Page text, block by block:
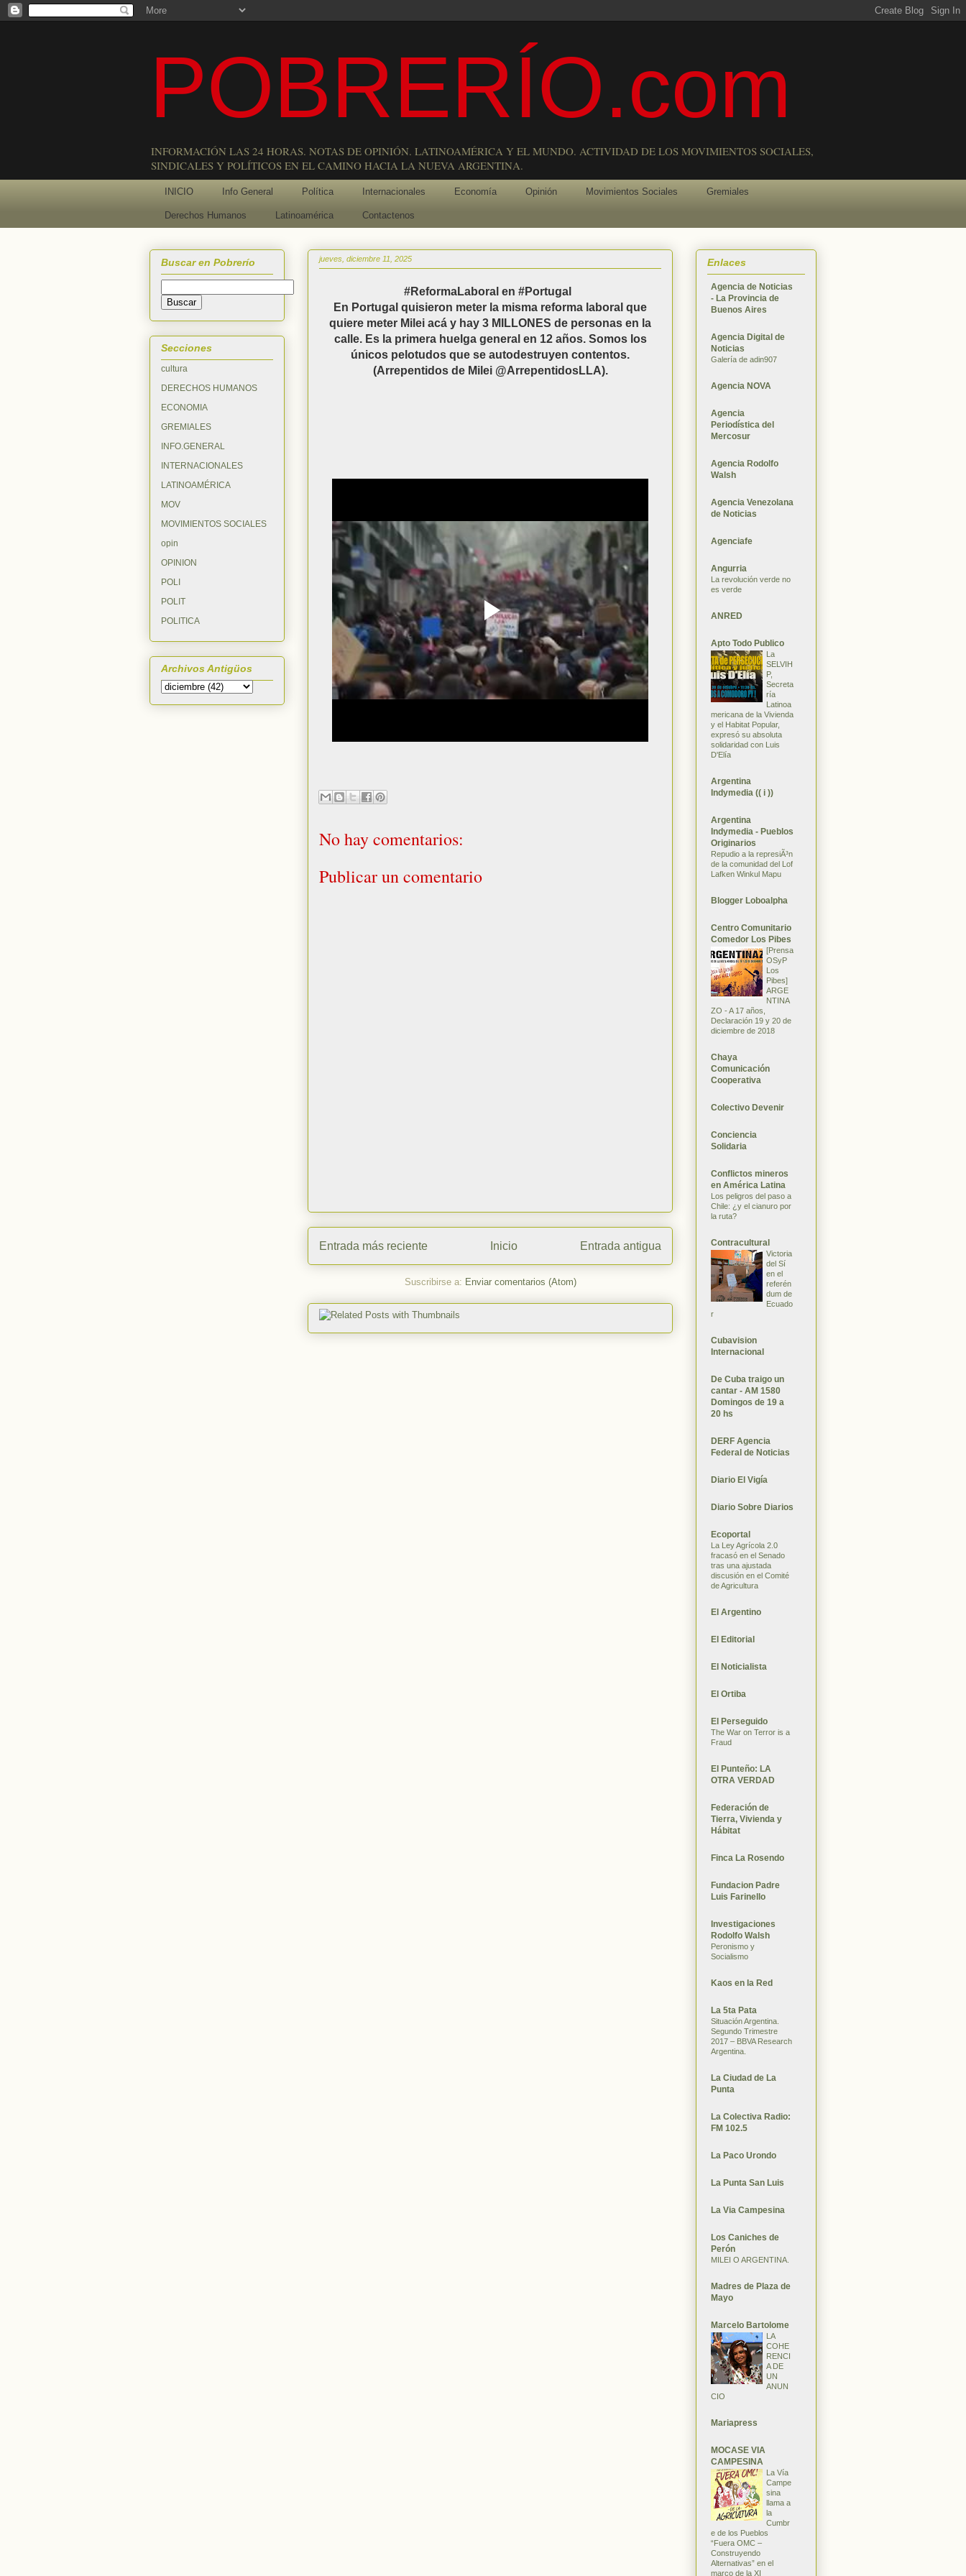
POBRERÍO.com
INFORMACIÓN LAS 24 HORAS. NOTAS DE OPINIÓN. LATINOAMÉRICA Y EL MUNDO. ACTIVIDAD DE LOS MOVIMIENTOS SOCIALES,
SINDICALES Y POLÍTICOS EN EL CAMINO HACIA LA NUEVA ARGENTINA.
INICIO Info General Política Internacionales Economía Opinión Movimientos Sociales Gremiales
Derechos Humanos Latinoamérica Contactenos
jueves, diciembre 11, 2025
#ReformaLaboral en #Portugal
En Portugal quisieron meter la misma reforma laboral que
quiere meter Milei acá y hay 3 MILLONES de personas en la
calle. Es la primera huelga general en 12 años. Somos los
únicos pelotudos que se autodestruyen contentos.
(Arrepentidos de Milei @ArrepentidosLLA).
No hay comentarios:
Publicar un comentario
Entrada más reciente Entrada antigua
Inicio
Suscribirse a: Enviar comentarios (Atom)
Buscar en Pobrerío
Secciones
cultura
DERECHOS HUMANOS
ECONOMIA
GREMIALES
INFO.GENERAL
INTERNACIONALES
LATINOAMÉRICA
MOV
MOVIMIENTOS SOCIALES
opin
OPINION
POLI
POLIT
POLITICA
Archivos Antigüos
Enlaces
Agencia de Noticias
- La Provincia de
Buenos Aires
Agencia Digital de
Noticias
Galería de adin907
Agencia NOVA
Agencia
Periodística del
Mercosur
Agencia Rodolfo
Walsh
Agencia Venezolana
de Noticias
Agenciafe
Angurria
La revolución verde no
es verde
ANRED
Apto Todo Publico
La
SELVIH
P,
Secreta
ría
Latinoa
mericana de la Vivienda
y el Habitat Popular,
expresó su absoluta
solidaridad con Luis
D'Elía
Argentina
Indymedia (( i ))
Argentina
Indymedia - Pueblos
Originarios
Repudio a la represiÃ³n
de la comunidad del Lof
Lafken Winkul Mapu
Blogger Loboalpha
Centro Comunitario
Comedor Los Pibes
[Prensa
OSyP
Los
Pibes]
ARGE
NTINA
ZO - A 17 años,
Declaración 19 y 20 de
diciembre de 2018
Chaya
Comunicación
Cooperativa
Colectivo Devenir
Conciencia
Solidaria
Conflictos mineros
en América Latina
Los peligros del paso a
Chile: ¿y el cianuro por
la ruta?
Contracultural
Victoria
del Sí
en el
referén
dum de
Ecuado
r
Cubavision
Internacional
De Cuba traigo un
cantar - AM 1580
Domingos de 19 a
20 hs
DERF Agencia
Federal de Noticias
Diario El Vigía
Diario Sobre Diarios
Ecoportal
La Ley Agrícola 2.0
fracasó en el Senado
tras una ajustada
discusión en el Comité
de Agricultura
El Argentino
El Editorial
El Noticialista
El Ortiba
El Perseguido
The War on Terror is a
Fraud
El Punteño: LA
OTRA VERDAD
Federación de
Tierra, Vivienda y
Hábitat
Finca La Rosendo
Fundacion Padre
Luis Farinello
Investigaciones
Rodolfo Walsh
Peronismo y
Socialismo
Kaos en la Red
La 5ta Pata
Situación Argentina.
Segundo Trimestre
2017 – BBVA Research
Argentina.
La Ciudad de La
Punta
La Colectiva Radio:
FM 102.5
La Paco Urondo
La Punta San Luis
La Via Campesina
Los Caniches de
Perón
MILEI O ARGENTINA.
Madres de Plaza de
Mayo
Marcelo Bartolome
LA
COHE
RENCI
A DE
UN
ANUN
CIO
Mariapress
MOCASE VIA
CAMPESINA
La Vía
Campe
sina
llama a
la
Cumbr
e de los Pueblos
“Fuera OMC –
Construyendo
Alternativas” en el
marco de la XI